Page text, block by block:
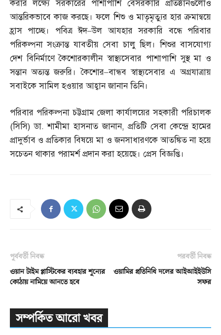
করার লক্ষ্যে সরকারের পাশাপাশি বেসরকারি প্রতিষ্ঠানগুলোও
আন্তরিকভাবে কাজ করছে। ফলে শিশু ও মাতৃমৃত্যুর হার ক্রমান্বয়ে
হ্রাস পাচ্ছে। পবিত্র ঈদ–উল আযহার সরকারি বন্ধে পরিবার
পরিকল্পনা সংক্রান্ত যাবতীয় সেবা চালু ছিল। শিশুর বাসযোগ্য
দেশ বিনির্মাণে কৈশোরকালীন স্বাস্থ্যসেবার পাশাপাশি সুস্থ মা ও
সন্তান অত্যন্ত জরুরি। কৈশোর–বান্ধব স্বাস্থ্যসেবার এ অগ্রযাত্রায়
সবাইকে সামিল হওয়ার আহ্বান জানান তিনি।
পরিবার পরিকল্পনা চট্টগ্রাম জেলা কার্যালয়ের সহকারী পরিচালক
(সিসি)ডা.শামীমা হাসনাত জানান,প্রতিটি সেবা কেন্দ্রে হামের
প্রাদুর্ভাব ও প্রতিকার বিষয়ে মা ও জনসাধারণকে আতঙ্কিত না হয়ে
সচেতন থাকার পরামর্শ প্রদান করা হয়েছে। প্রেস বিজ্ঞপ্তি।
পূর্ববর্তী নিবন্ধ
ওয়ান টাইম প্লাস্টিকের ব্যবহার শূন্যের
কোঠায় নামিয়ে আনতে হবে
পরবর্তী নিবন্ধ
ওয়ামির প্রতিনিধি দলের আইআইইউসি
সফর
সম্পর্কিত আরো খবর